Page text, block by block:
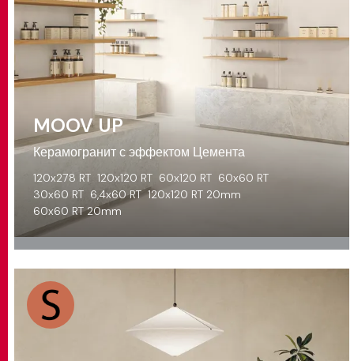
MOOV UP
Керамогранит с эффектом Цемента
120x278 RT 120x120 RT 60x120 RT 60x60 RT
30x60 RT 6,4x60 RT 120x120 RT 20mm
60x60 RT 20mm